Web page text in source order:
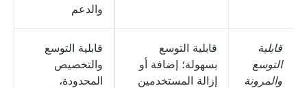
والدعم
قابلية
التوسع
والمرونة
قابلية التوسع
بسهولة؛ إضافة أو
إزالة المستخدمين
قابلية التوسع
والتخصيص
المحدودة،